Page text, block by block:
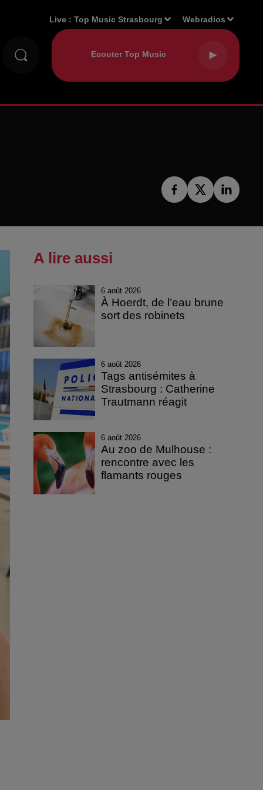
Live :Top Music Strasbourg Webradios
A lire aussi
6 août 2026
À Hoerdt, de l’eau brune
sort des robinets
6 août 2026
Tags antisémites à
Strasbourg : Catherine
Trautmann réagit
6 août 2026
Au zoo de Mulhouse :
rencontre avec les
flamants rouges